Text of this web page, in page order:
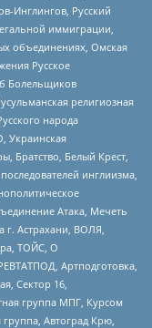
Инглингов, Русский
иммиграции,
объединениях, Омская
Русское
Болельщиков
религиозная
народа
Украинская
Братство, Белый Крест,
инглиизма,
Атака, Мечеть
Астрахани, ВОЛЯ,
ТОЙС, О
Артподготовка,
Сектор 16,
группа МПГ, Курсом
Автоград Крю,